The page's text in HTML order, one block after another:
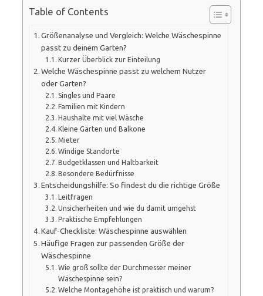
Table of Contents
Größenanalyse und Vergleich: Welche Wäschespinne
passt zu deinem Garten?
Kurzer Überblick zur Einteilung
Welche Wäschespinne passt zu welchem Nutzer
oder Garten?
Singles und Paare
Familien mit Kindern
Haushalte mit viel Wäsche
Kleine Gärten und Balkone
Mieter
Windige Standorte
Budgetklassen und Haltbarkeit
Besondere Bedürfnisse
Entscheidungshilfe: So findest du die richtige Größe
Leitfragen
Unsicherheiten und wie du damit umgehst
Praktische Empfehlungen
Kauf-Checkliste: Wäschespinne auswählen
Häufige Fragen zur passenden Größe der
Wäschespinne
Wie groß sollte der Durchmesser meiner
Wäschespinne sein?
Welche Montagehöhe ist praktisch und warum?